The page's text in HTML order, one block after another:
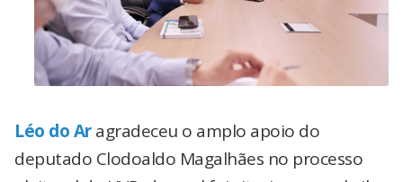
Léo do Aragradeceu o amplo apoio do
deputado Clodoaldo Magalhães no processo